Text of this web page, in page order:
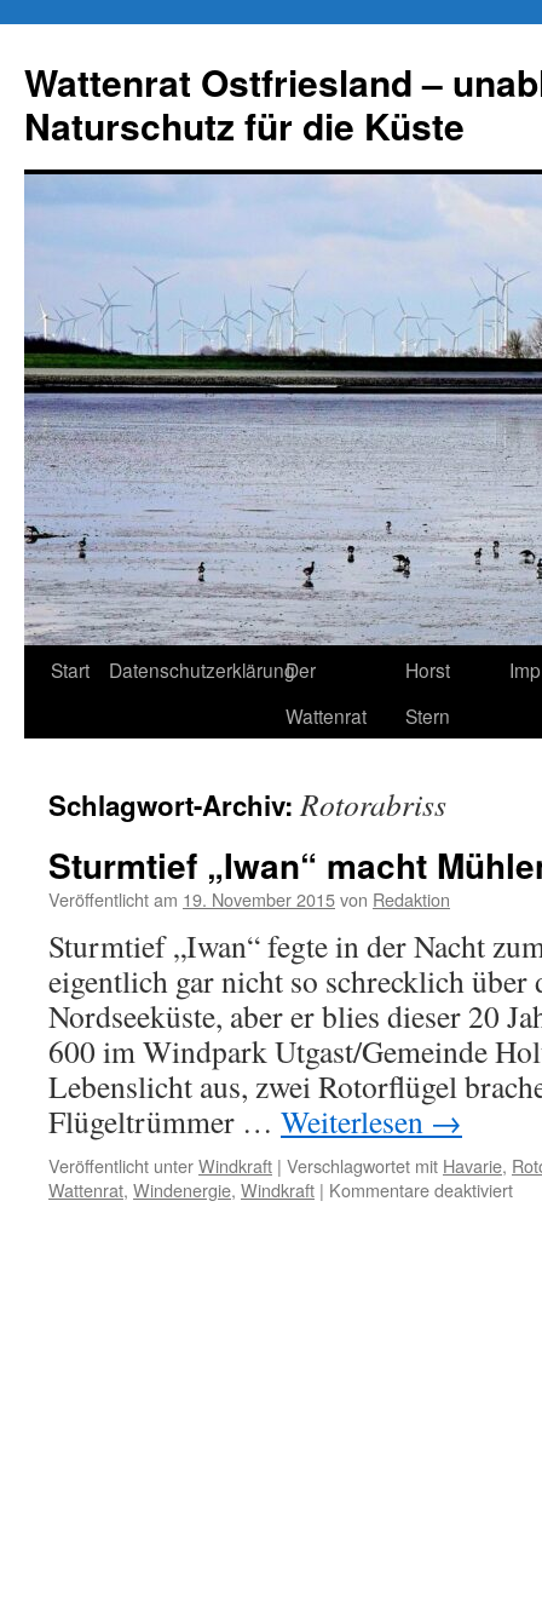
springen
Wattenrat Ostfriesland –
Naturschutz für die Küste
Start DatenschutzerklärungDer
Wattenrat
Horst
Stern
Schlagwort-Archiv:Rotorabriss
Sturmtief „Iwan“ macht
Veröffentlicht am 19. November 2015von Redaktion
Sturmtief „Iwan“ fegte in der Nacht
eigentlich gar nicht so schrecklich über
Nordseeküste, aber er blies dieser 20
600 im Windpark Utgast/Gemeinde
Lebenslicht aus, zwei Rotorflügel
Flügeltrümmer … Weiterlesen →
Veröffentlicht unterWindkraft | Verschlagwortet mit Havarie,
Wattenrat, Windenergie, Windkraft | Kommentare deaktiviertfür